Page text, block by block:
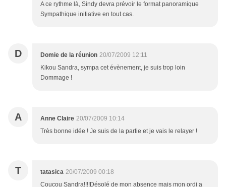
A ce rythme là, Sindy devra prévoir le format panoramique
Sympathique initiative en tout cas.
D Domie de la réunion 20/07/2009 12:11
Kikou Sandra, sympa cet évènement, je suis trop loin
Dommage !
A Anne Claire 20/07/2009 10:14
Très bonne idée ! Je suis de la partie et je vais le relayer !
T tatasica 20/07/2009 00:18
Coucou Sandra!!!!Désolé de mon absence mais mon ordi a